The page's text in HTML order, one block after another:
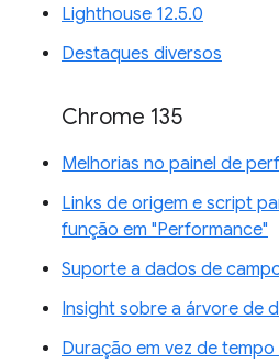
Lighthouse 12.5.0
Destaques diversos
Chrome 135
Melhorias no painel de
Links de origem e script
função em "Performance"
Suporte a dados de
Insight sobre a árvore de
Duração em vez de